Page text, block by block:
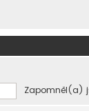
Zapomněl(a)